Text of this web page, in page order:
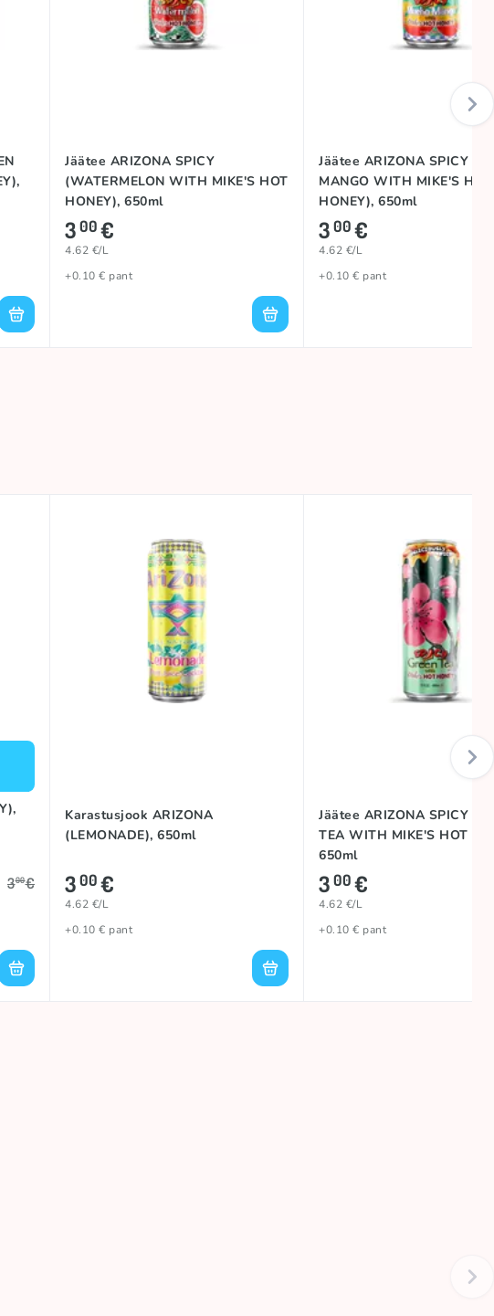
Jäätee ARIZONA SPICY
(WATERMELON WITH MIKE'S HOT
HONEY), 650ml
300€
4.62 €/L
+0.10 € pant
Jäätee ARIZONA SPICY
MANGO WITH MIKE'S HOT
HONEY), 650ml
300€
4.62 €/L
+0.10 € pant
300€
Karastusjook ARIZONA
(LEMONADE), 650ml
300€
4.62 €/L
+0.10 € pant
Jäätee ARIZONA SPICY
TEA WITH MIKE'S HOT
650ml
300€
4.62 €/L
+0.10 € pant